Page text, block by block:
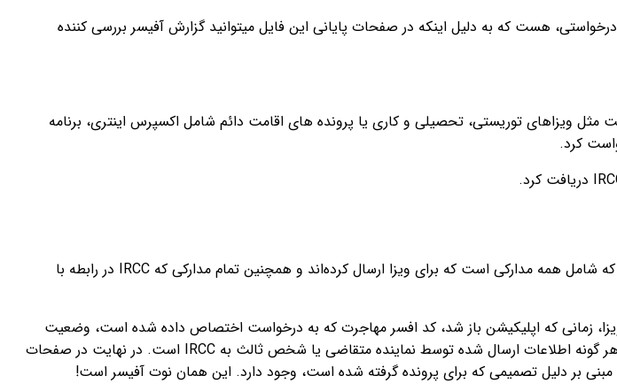
هست که به دلیل اینکه در صفحات پایانی این فایل میتوانید گزارش آفیسر بررسی کننده
ویزاهای توریستی، تحصیلی و کاری یا پرونده های اقامت دائم شامل اکسپرس اینتری، برنامه
در فایل GCMS، متقاضیان می‌توانند حجم وسیعی از اطلاعات در مورد پرونده شان را مشاهده کنند که شامل همه مدارکی است که برای ویزا ارسال کرده‌اند و همچنین تمام مدارکی که IRCC در رابطه با
زمانی که اپلیکیشن باز شد، کد افسر مهاجرت که به درخواست اختصاص داده شده است، وضعیت
هر گونه اطلاعات ارسال شده توسط نماینده متقاضی یا شخص ثالث به IRCC است. در نهایت در صفحات
مبنی بر دلیل تصمیمی که برای پرونده گرفته شده است، وجود دارد. این همان نوت آفیسر است!